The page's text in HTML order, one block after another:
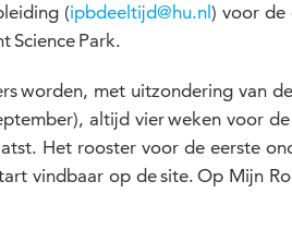
(ipbdeeltijd@hu.nl ) voor de
Science Park.
worden, met uitzondering van
altijd vier weken voor
Het rooster voor de eerste
vindbaar op de site. Op Mijn